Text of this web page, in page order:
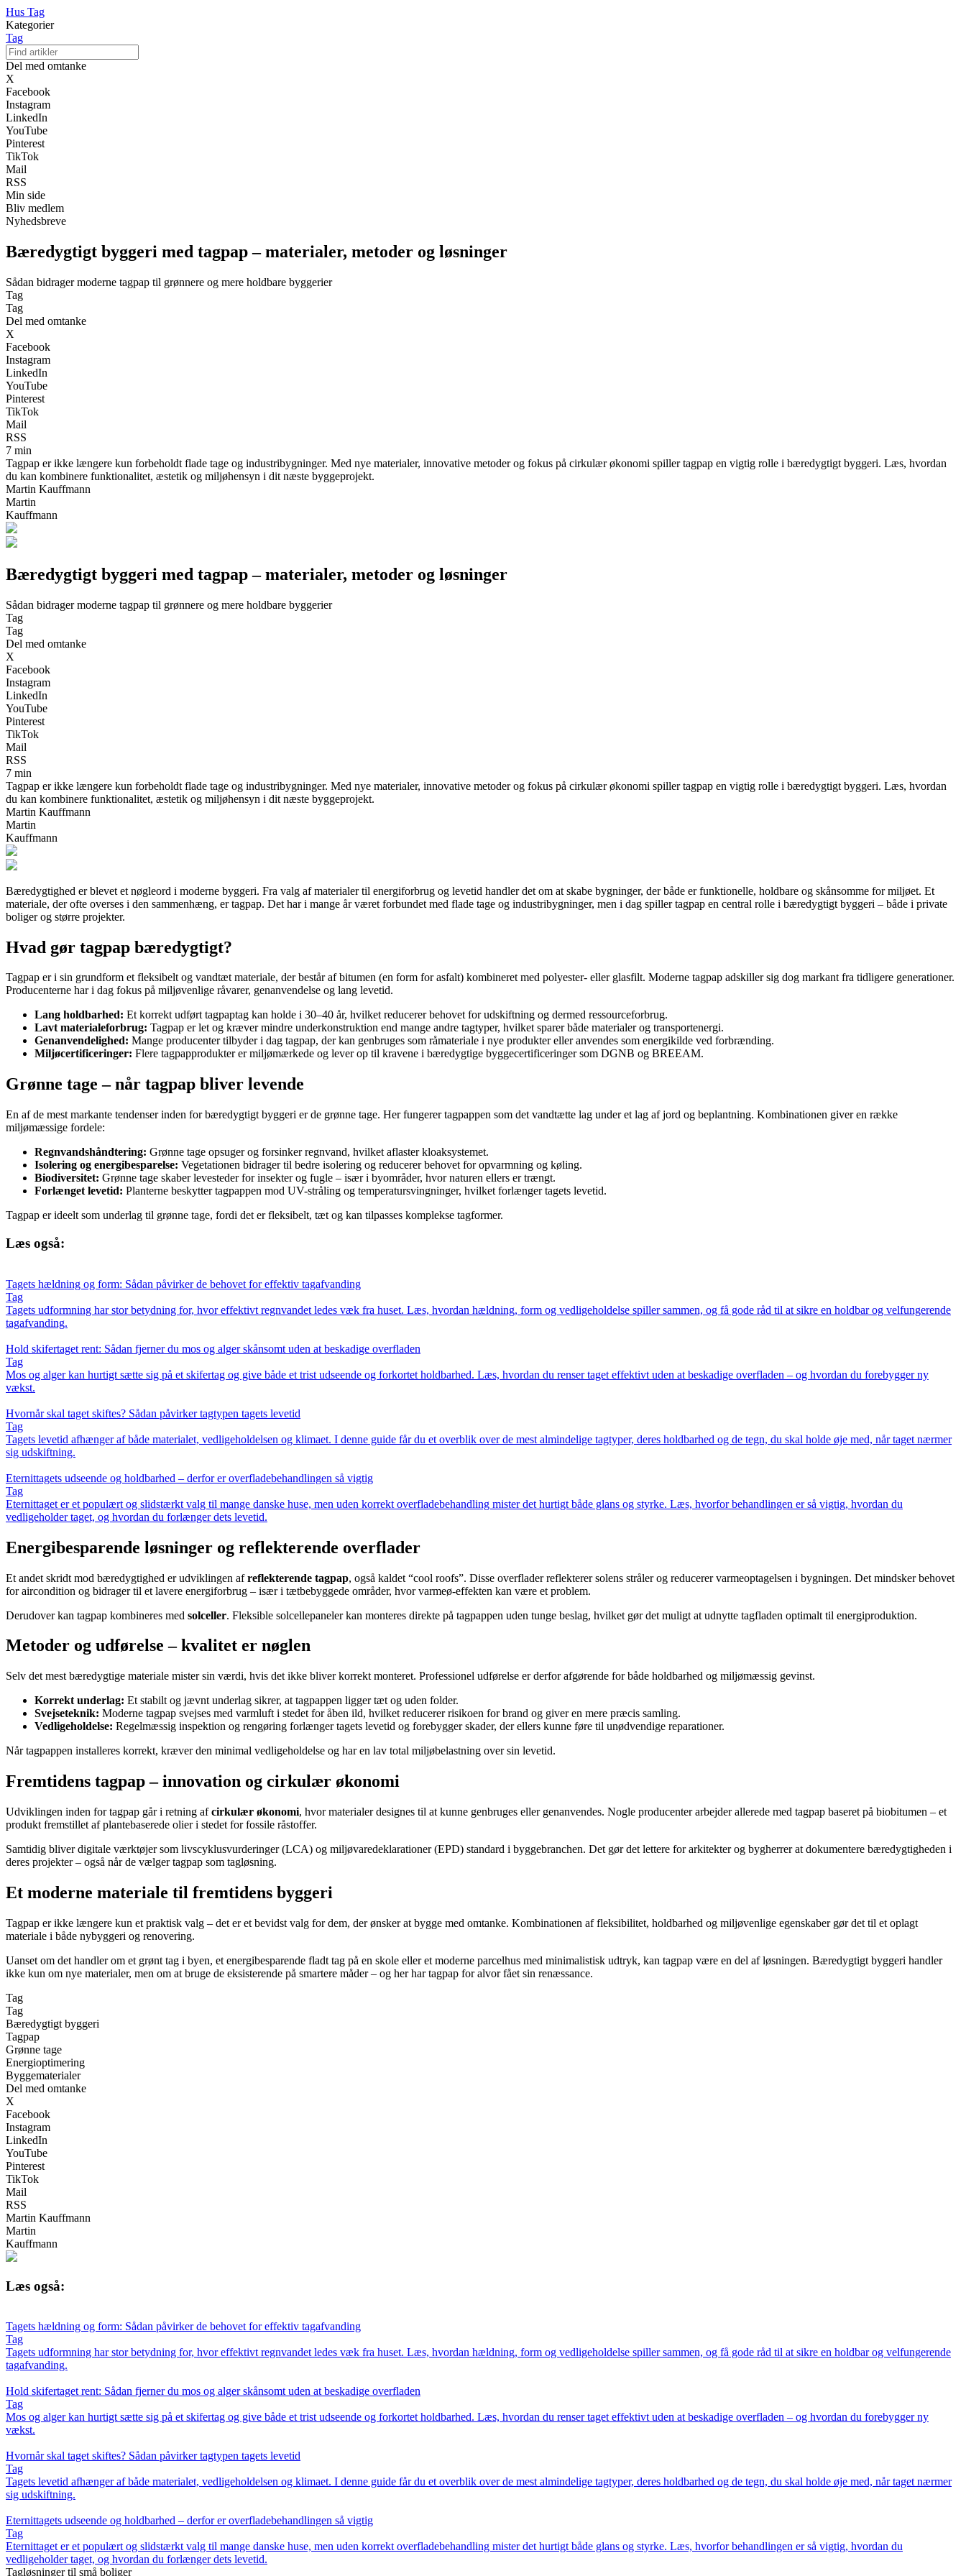
Hus Tag
Kategorier
Tag
Del med omtanke
X
Facebook
Instagram
LinkedIn
YouTube
Pinterest
TikTok
Mail
RSS
Min side
Bliv medlem
Nyhedsbreve
Bæredygtigt byggeri med tagpap – materialer, metoder og løsninger
Sådan bidrager moderne tagpap til grønnere og mere holdbare byggerier
Tag
Tag
Del med omtanke
X
Facebook
Instagram
LinkedIn
YouTube
Pinterest
TikTok
Mail
RSS
7 min
Tagpap er ikke længere kun forbeholdt flade tage og industribygninger. Med nye materialer, innovative metoder og fokus på cirkulær økonomi spiller tagpap en vigtig rolle i bæredygtigt byggeri. Læs, hvordan
du kan kombinere funktionalitet, æstetik og miljøhensyn i dit næste byggeprojekt.
Martin Kauffmann
Martin
Kauffmann
Bæredygtigt byggeri med tagpap – materialer, metoder og løsninger
Sådan bidrager moderne tagpap til grønnere og mere holdbare byggerier
Tag
Tag
Del med omtanke
X
Facebook
Instagram
LinkedIn
YouTube
Pinterest
TikTok
Mail
RSS
7 min
Tagpap er ikke længere kun forbeholdt flade tage og industribygninger. Med nye materialer, innovative metoder og fokus på cirkulær økonomi spiller tagpap en vigtig rolle i bæredygtigt byggeri. Læs, hvordan
du kan kombinere funktionalitet, æstetik og miljøhensyn i dit næste byggeprojekt.
Martin Kauffmann
Martin
Kauffmann
Bæredygtighed er blevet et nøgleord i moderne byggeri. Fra valg af materialer til energiforbrug og levetid handler det om at skabe bygninger, der både er funktionelle, holdbare og skånsomme for miljøet. Et
materiale, der ofte overses i den sammenhæng, er tagpap. Det har i mange år været forbundet med flade tage og industribygninger, men i dag spiller tagpap en central rolle i bæredygtigt byggeri – både i private
boliger og større projekter.
Hvad gør tagpap bæredygtigt?
Tagpap er i sin grundform et fleksibelt og vandtæt materiale, der består af bitumen (en form for asfalt) kombineret med polyester- eller glasfilt. Moderne tagpap adskiller sig dog markant fra tidligere generationer.
Producenterne har i dag fokus på miljøvenlige råvarer, genanvendelse og lang levetid.
Lang holdbarhed: Et korrekt udført tagpaptag kan holde i 30–40 år, hvilket reducerer behovet for udskiftning og dermed ressourceforbrug.
Lavt materialeforbrug: Tagpap er let og kræver mindre underkonstruktion end mange andre tagtyper, hvilket sparer både materialer og transportenergi.
Genanvendelighed: Mange producenter tilbyder i dag tagpap, der kan genbruges som råmateriale i nye produkter eller anvendes som energikilde ved forbrænding.
Miljøcertificeringer: Flere tagpapprodukter er miljømærkede og lever op til kravene i bæredygtige byggecertificeringer som DGNB og BREEAM.
Grønne tage – når tagpap bliver levende
En af de mest markante tendenser inden for bæredygtigt byggeri er de grønne tage. Her fungerer tagpappen som det vandtætte lag under et lag af jord og beplantning. Kombinationen giver en række
miljømæssige fordele:
Regnvandshåndtering: Grønne tage opsuger og forsinker regnvand, hvilket aflaster kloaksystemet.
Isolering og energibesparelse: Vegetationen bidrager til bedre isolering og reducerer behovet for opvarmning og køling.
Biodiversitet: Grønne tage skaber levesteder for insekter og fugle – især i byområder, hvor naturen ellers er trængt.
Forlænget levetid: Planterne beskytter tagpappen mod UV-stråling og temperatursvingninger, hvilket forlænger tagets levetid.
Tagpap er ideelt som underlag til grønne tage, fordi det er fleksibelt, tæt og kan tilpasses komplekse tagformer.
Læs også:
Tagets hældning og form: Sådan påvirker de behovet for effektiv tagafvanding
Tag
Tagets udformning har stor betydning for, hvor effektivt regnvandet ledes væk fra huset. Læs, hvordan hældning, form og vedligeholdelse spiller sammen, og få gode råd til at sikre en holdbar og velfungerende
tagafvanding.
Hold skifertaget rent: Sådan fjerner du mos og alger skånsomt uden at beskadige overfladen
Tag
Mos og alger kan hurtigt sætte sig på et skifertag og give både et trist udseende og forkortet holdbarhed. Læs, hvordan du renser taget effektivt uden at beskadige overfladen – og hvordan du forebygger ny
vækst.
Hvornår skal taget skiftes? Sådan påvirker tagtypen tagets levetid
Tag
Tagets levetid afhænger af både materialet, vedligeholdelsen og klimaet. I denne guide får du et overblik over de mest almindelige tagtyper, deres holdbarhed og de tegn, du skal holde øje med, når taget nærmer
sig udskiftning.
Eternittagets udseende og holdbarhed – derfor er overfladebehandlingen så vigtig
Tag
Eternittaget er et populært og slidstærkt valg til mange danske huse, men uden korrekt overfladebehandling mister det hurtigt både glans og styrke. Læs, hvorfor behandlingen er så vigtig, hvordan du
vedligeholder taget, og hvordan du forlænger dets levetid.
Energibesparende løsninger og reflekterende overflader
Et andet skridt mod bæredygtighed er udviklingen afreflekterende tagpap, også kaldet “cool roofs”. Disse overflader reflekterer solens stråler og reducerer varmeoptagelsen i bygningen. Det mindsker behovet
for aircondition og bidrager til et lavere energiforbrug – især i tætbebyggede områder, hvor varmeø-effekten kan være et problem.
Derudover kan tagpap kombineres med solceller. Fleksible solcellepaneler kan monteres direkte på tagpappen uden tunge beslag, hvilket gør det muligt at udnytte tagfladen optimalt til energiproduktion.
Metoder og udførelse – kvalitet er nøglen
Selv det mest bæredygtige materiale mister sin værdi, hvis det ikke bliver korrekt monteret. Professionel udførelse er derfor afgørende for både holdbarhed og miljømæssig gevinst.
Korrekt underlag: Et stabilt og jævnt underlag sikrer, at tagpappen ligger tæt og uden folder.
Svejseteknik: Moderne tagpap svejses med varmluft i stedet for åben ild, hvilket reducerer risikoen for brand og giver en mere præcis samling.
Vedligeholdelse: Regelmæssig inspektion og rengøring forlænger tagets levetid og forebygger skader, der ellers kunne føre til unødvendige reparationer.
Når tagpappen installeres korrekt, kræver den minimal vedligeholdelse og har en lav total miljøbelastning over sin levetid.
Fremtidens tagpap – innovation og cirkulær økonomi
Udviklingen inden for tagpap går i retning afcirkulær økonomi, hvor materialer designes til at kunne genbruges eller genanvendes. Nogle producenter arbejder allerede med tagpap baseret på biobitumen – et
produkt fremstillet af plantebaserede olier i stedet for fossile råstoffer.
Samtidig bliver digitale værktøjer som livscyklusvurderinger (LCA) og miljøvaredeklarationer (EPD) standard i byggebranchen. Det gør det lettere for arkitekter og bygherrer at dokumentere bæredygtigheden i
deres projekter – også når de vælger tagpap som tagløsning.
Et moderne materiale til fremtidens byggeri
Tagpap er ikke længere kun et praktisk valg – det er et bevidst valg for dem, der ønsker at bygge med omtanke. Kombinationen af fleksibilitet, holdbarhed og miljøvenlige egenskaber gør det til et oplagt
materiale i både nybyggeri og renovering.
Uanset om det handler om et grønt tag i byen, et energibesparende fladt tag på en skole eller et moderne parcelhus med minimalistisk udtryk, kan tagpap være en del af løsningen. Bæredygtigt byggeri handler
ikke kun om nye materialer, men om at bruge de eksisterende på smartere måder – og her har tagpap for alvor fået sin renæssance.
Tag
Tag
Bæredygtigt byggeri
Tagpap
Grønne tage
Energioptimering
Byggematerialer
Del med omtanke
X
Facebook
Instagram
LinkedIn
YouTube
Pinterest
TikTok
Mail
RSS
Martin Kauffmann
Martin
Kauffmann
Læs også:
Tagets hældning og form: Sådan påvirker de behovet for effektiv tagafvanding
Tag
Tagets udformning har stor betydning for, hvor effektivt regnvandet ledes væk fra huset. Læs, hvordan hældning, form og vedligeholdelse spiller sammen, og få gode råd til at sikre en holdbar og velfungerende
tagafvanding.
Hold skifertaget rent: Sådan fjerner du mos og alger skånsomt uden at beskadige overfladen
Tag
Mos og alger kan hurtigt sætte sig på et skifertag og give både et trist udseende og forkortet holdbarhed. Læs, hvordan du renser taget effektivt uden at beskadige overfladen – og hvordan du forebygger ny
vækst.
Hvornår skal taget skiftes? Sådan påvirker tagtypen tagets levetid
Tag
Tagets levetid afhænger af både materialet, vedligeholdelsen og klimaet. I denne guide får du et overblik over de mest almindelige tagtyper, deres holdbarhed og de tegn, du skal holde øje med, når taget nærmer
sig udskiftning.
Eternittagets udseende og holdbarhed – derfor er overfladebehandlingen så vigtig
Tag
Eternittaget er et populært og slidstærkt valg til mange danske huse, men uden korrekt overfladebehandling mister det hurtigt både glans og styrke. Læs, hvorfor behandlingen er så vigtig, hvordan du
vedligeholder taget, og hvordan du forlænger dets levetid.
Tagløsninger til små boliger